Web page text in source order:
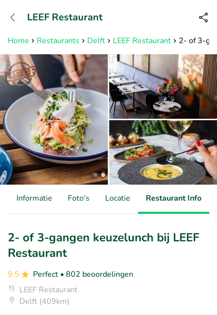
Bereikbaar tot 23:00 uur
Home Restaurants Delft LEEF Restaurant 2- of 3-
LEEF Restaurant
Informatie Foto's Locatie Restaurant Info
2- of 3-gangen keuzelunch bij LEEF
Restaurant
9.5 Perfect • 802 beoordelingen
LEEF Restaurant
Delft (409km)